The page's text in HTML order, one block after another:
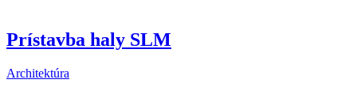
Prístavba haly SLM
Architektúra